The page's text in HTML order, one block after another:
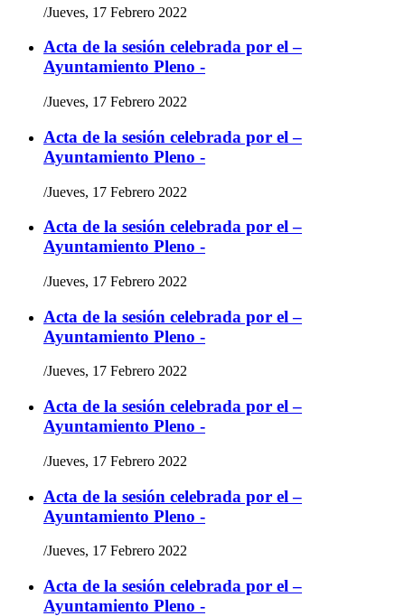
/Jueves, 17 Febrero 2022
Acta de la sesión celebrada por el –
Ayuntamiento Pleno -
/Jueves, 17 Febrero 2022
Acta de la sesión celebrada por el –
Ayuntamiento Pleno -
/Jueves, 17 Febrero 2022
Acta de la sesión celebrada por el –
Ayuntamiento Pleno -
/Jueves, 17 Febrero 2022
Acta de la sesión celebrada por el –
Ayuntamiento Pleno -
/Jueves, 17 Febrero 2022
Acta de la sesión celebrada por el –
Ayuntamiento Pleno -
/Jueves, 17 Febrero 2022
Acta de la sesión celebrada por el –
Ayuntamiento Pleno -
/Jueves, 17 Febrero 2022
Acta de la sesión celebrada por el –
Ayuntamiento Pleno -